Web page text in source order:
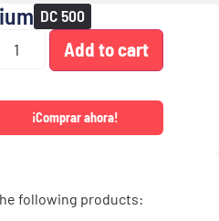
DC 500
Add to cart
¡Comprar ahora!
following products: